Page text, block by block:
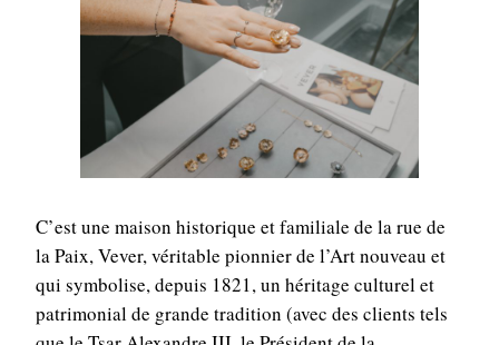
C’est une maison historique et familiale de la rue de
la Paix, Vever, véritable pionnier de l’Art nouveau et
qui symbolise, depuis 1821, un héritage culturel et
patrimonial de grande tradition (avec des clients tels